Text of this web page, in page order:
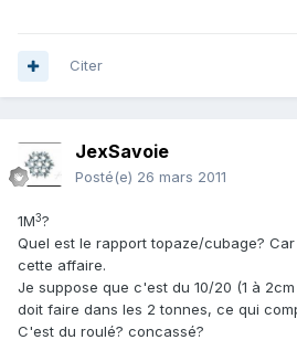
Citer
JexSavoie
Posté(e) 26 mars 2011
1M3?
Quel est le rapport topaze/cubage?
cette affaire.
Je suppose que c'est du 10/20 (1 à
doit faire dans les 2 tonnes, ce qui
C'est du roulé? concassé?